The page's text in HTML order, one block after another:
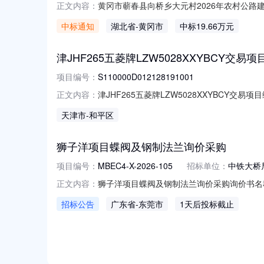
正文内容： 黄冈市蕲春县向桥乡大元村2026年农村公路
时间：--竞价结束时间：--公示时间交易结
中标通知 湖北省-黄冈市 中标19.66万元
津JHF265五菱牌LZW5028XXYBCY交易项
项目编号： S110000D012128191001
正文内容： 津JHF265五菱牌LZW5028XXYBCY交易项
机构网站进行挂牌信息披露的链接：https://
天津市-和平区
狮子洋项目蝶阀及钢制法兰询价采购
项目编号： MBEC4-X-2026-105 招标单位： 中铁大桥
正文内容： 狮子洋项目蝶阀及钢制法兰询价采购询价书
DN2000软密封（手动涡轮卧式)X1.0MPa
招标公告 广东省-东莞市 1天后投标截止